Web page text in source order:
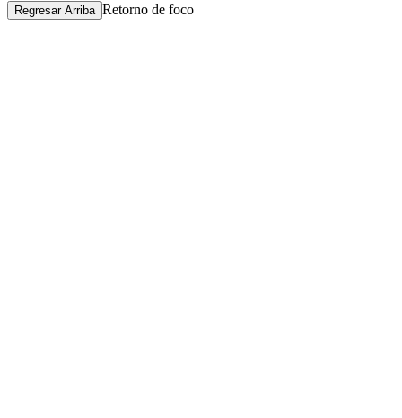
Regresar Arriba Retorno de foco